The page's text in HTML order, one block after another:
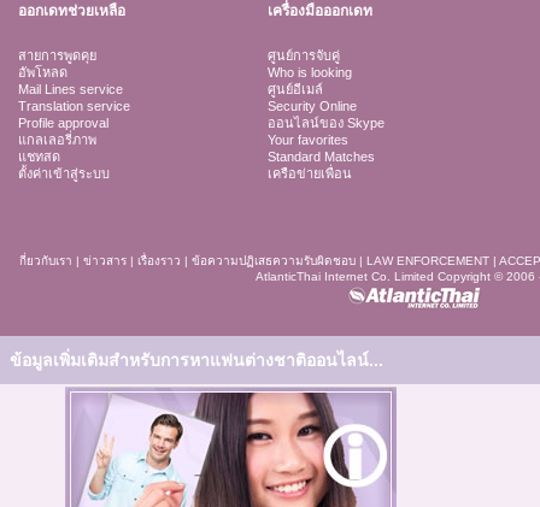
ออกเดทช่วยเหลือ เครื่องมือออกเดท
สายการพูดคุย
อัพโหลด
Mail Lines service
Translation service
Profile approval
แกลเลอรี่ภาพ
แชทสด
ตั้งค่าเข้าสู่ระบบ
ศูนย์การจับคู่
Who is looking
ศูนย์อีเมล์
Security Online
ออนไลน์ของ Skype
Your favorites
Standard Matches
เครือข่ายเพื่อน
กี่ยวกับเรา | ข่าวสาร| เรื่องราว | ข้อความปฏิเสธความรับผิดชอบ| LAW ENFORCEMENT|
AtlanticThai Internet Co. Limited Copyright © 2006
ข้อมูลเพิ่มเติมสำหรับการหาแฟนต่างชาติออนไลน์...